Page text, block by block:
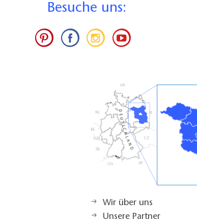
Besuche uns:
Wir über uns
Unsere Partner